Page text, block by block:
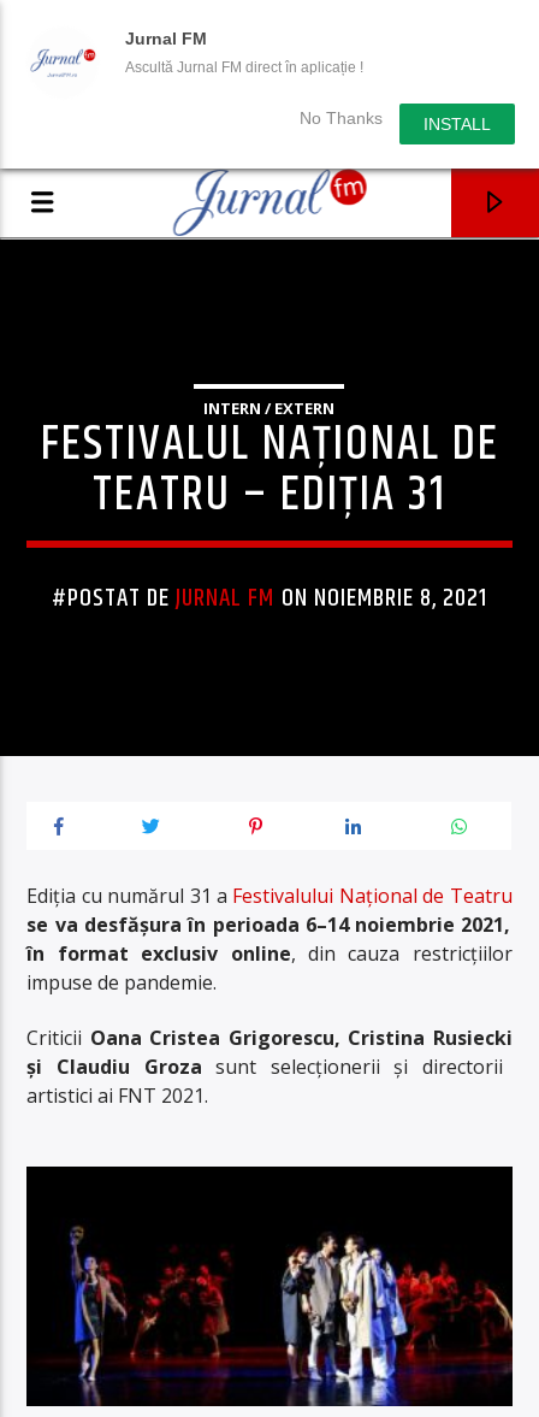
Jurnal FM
Ascultă Jurnal FM direct în aplicație !
No Thanks INSTALL
INTERN / EXTERN
FESTIVALUL NAȚIONAL DE
TEATRU – EDIȚIA 31
#POSTAT DEJURNAL FM ON NOIEMBRIE 8, 2021
Ediția cu numărul 31 a Festivalului Național de Teatru
se va desfășura în perioada 6–14 noiembrie 2021,
în format exclusiv online, din cauza restricțiilor
impuse de pandemie.
Criticii Oana Cristea Grigorescu, Cristina Rusiecki
și Claudiu Groza sunt selecționerii și directorii
artistici ai FNT 2021.